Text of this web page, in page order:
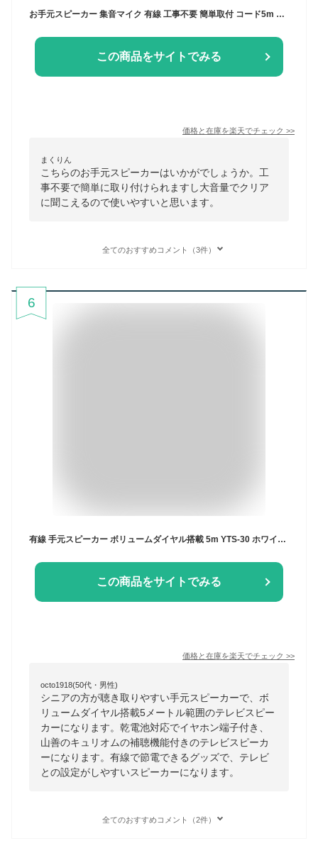
お手元スピーカー 集音マイク 有線 工事不要 簡単取付 コード5m 電池式 テレビスピーカー 手元スピーカー TV テレビ 大音量 クリア 高齢者 ご年配 音声 リビング キッチン 寝室【☆60】/有線お手元スピーカー
この商品をサイトでみる
価格と在庫を楽天でチェック >>
まくりん
こちらのお手元スピーカーはいかがでしょうか。工
事不要で簡単に取り付けられますし大音量でクリア
に聞こえるので使いやすいと思います。
全てのおすすめコメント（3件）
6
有線 手元スピーカー ボリュームダイヤル搭載 5m YTS-30 ホワイト テレビスピーカー 補聴 高齢者 乾電池 TVスピーカー AC 乾電池 2電源対応 イヤホン端子付 山善 YAMAZEN キュリオム Qriom【送料無料】
この商品をサイトでみる
価格と在庫を楽天でチェック >>
octo1918(50代・男性)
シニアの方が聴き取りやすい手元スピーカーで、ボ
リュームダイヤル搭載5メートル範囲のテレビスピー
カーになります。乾電池対応でイヤホン端子付き、
山善のキュリオムの補聴機能付きのテレビスピーカ
ーになります。有線で節電できるグッズで、テレビ
との設定がしやすいスピーカーになります。
全てのおすすめコメント（2件）